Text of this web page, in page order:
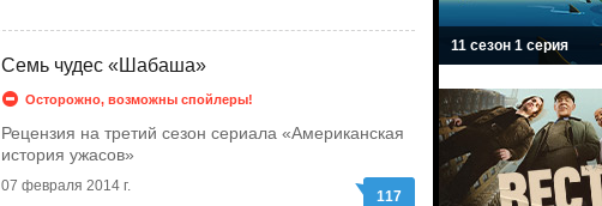
Семь чудес «Шабаша»
Осторожно, возможны спойлеры!
Рецензия на третий сезон сериала «Американская
история ужасов»
07 февраля 2014 г.
117
11 сезон 1 серия